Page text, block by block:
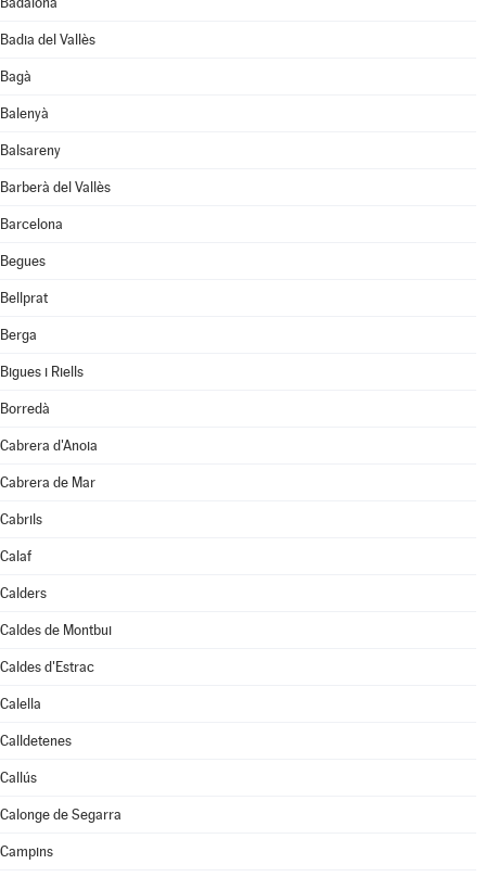
Badia del Vallès
Bagà
Balenyà
Balsareny
Barberà del Vallès
Barcelona
Begues
Bellprat
Berga
Bigues i Riells
Borredà
Cabrera d'Anoia
Cabrera de Mar
Cabrils
Calaf
Calders
Caldes de Montbui
Caldes d'Estrac
Calella
Calldetenes
Callús
Calonge de Segarra
Campins